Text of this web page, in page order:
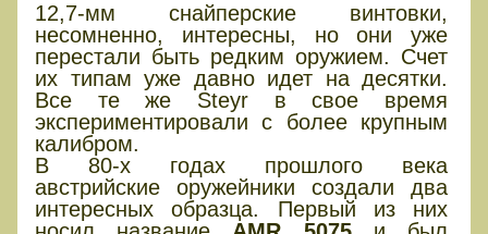
12,7-мм снайперские винтовки,
несомненно, интересны, но они уже
перестали быть редким оружием. Счет
их типам уже давно идет на десятки.
Все те же Steyr в свое время
экспериментировали с более крупным
калибром.
В 80-х годах прошлого века
австрийские оружейники создали два
интересных образца. Первый из них